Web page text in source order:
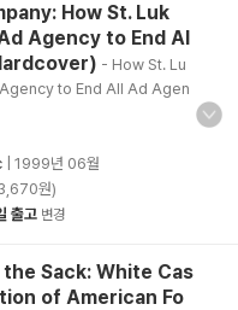
How St. Luk
Agency to End Al
- How St. Lu
to End All Ad Agen
1999년 06월
원)
출고 변경
the Sack: White Cas
of American Fo